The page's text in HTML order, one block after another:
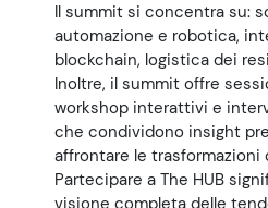
Il summit si concentra su:
automazione e robotica,
blockchain, logistica dei
Inoltre, il summit offre
workshop interattivi e
che condividono insight
affrontare le
Partecipare a The HUB
visione completa delle